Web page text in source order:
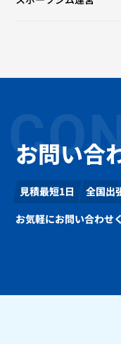
お問い合
見積最短1日 全国出
お気軽にお問い合わせ